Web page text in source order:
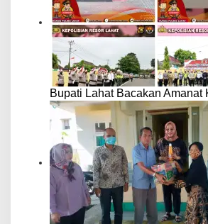
Bupati Lahat Bacakan Amanat